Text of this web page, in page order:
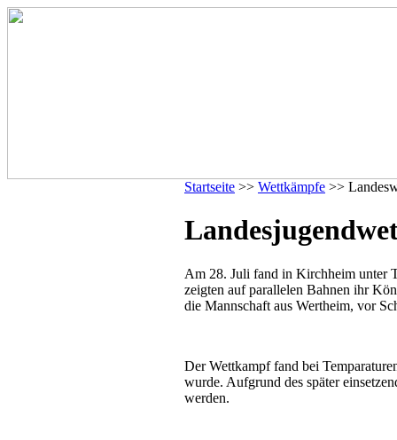
Startseite >> Wettkämpfe >>
Am 28. Juli fand in Kirchheim unter
zeigten auf parallelen Bahnen ihr
die Mannschaft aus Wertheim, vor
Der Wettkampf fand bei
wurde. Aufgrund des später
werden.